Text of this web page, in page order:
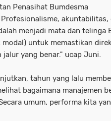
Penasihat Bumdesma
menjadi mata dan telinga
modal) untuk memastikan
jalur yang benar." ucap Juni.
​tahun yang lalu
bagaimana manajemen
umum, performa kita